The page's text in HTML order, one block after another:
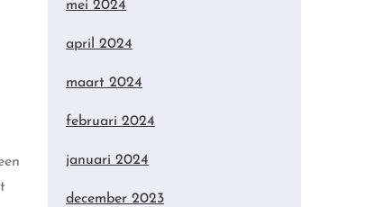
mei 2024
april 2024
maart 2024
februari 2024
januari 2024
december 2023